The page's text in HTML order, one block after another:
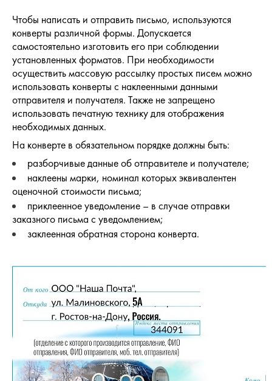
Чтобы написать и отправить письмо, используются
конверты различной формы. Допускается
самостоятельно изготовить его при соблюдении
установленных форматов. При необходимости
осуществить массовую рассылку простых писем можно
использовать конверты с наклеенными данными
отправителя и получателя. Также не запрещено
использовать печатную технику для отображения
необходимых данных.
На конверте в обязательном порядке должны быть:
разборчивые данные об отправителе и получателе;
наклеены марки, номинал которых эквивалентен
оценочной стоимости письма;
приклеенное уведомление – в случае отправки
заказного письма с уведомлением;
заклеенная обратная сторона конверта.